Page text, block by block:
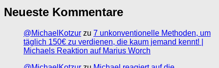
Neueste Kommentare
@MichaelKotzur zu 7 unkonventionelle Methoden, um
täglich 150€ zu verdienen, die kaum jemand kennt! |
Michaels Reaktion auf Marius Worch